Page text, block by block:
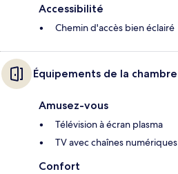
Accessibilité
Chemin d'accès bien éclairé
Équipements de la chambre
Amusez-vous
Télévision à écran plasma
TV avec chaînes numériques
Confort